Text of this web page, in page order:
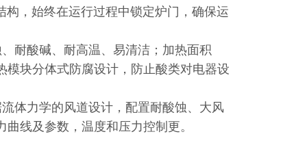
构，始终在运行过程中锁定炉门，确保运
耐酸碱、耐高温、易清洁；加热面积
块分体式防腐设计，防止酸类对电器设
体力学的风道设计，配置耐酸蚀、大风
线及参数，温度和压力控制更。